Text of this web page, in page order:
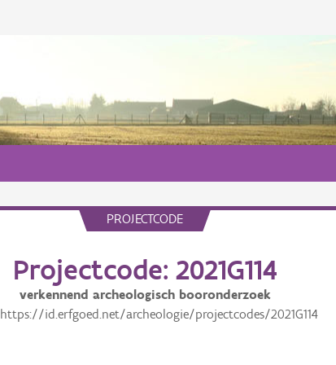
PROJECTCODE
Projectcode: 2021G114
verkennend archeologisch booronderzoek
https://id.erfgoed.net/archeologie/projectcodes/2021G114